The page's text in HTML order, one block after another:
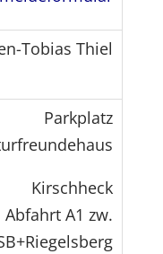
Tobias Thiel
Parkplatz
Kirschheck
Abfahrt A1 zw.